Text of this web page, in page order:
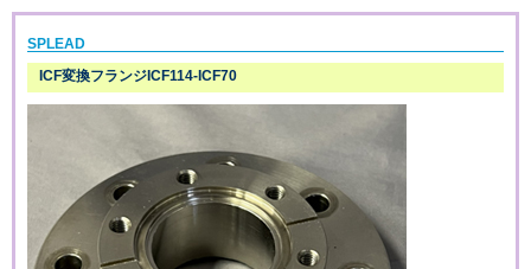
SPLEAD
ICF変換フランジICF114-ICF70